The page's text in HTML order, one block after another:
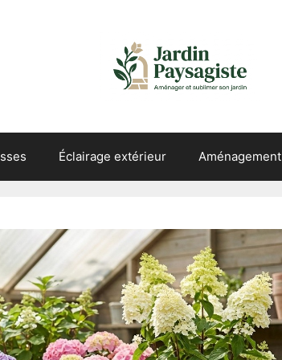
Éclairage extérieur Aménagement